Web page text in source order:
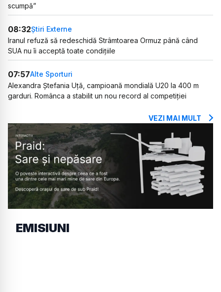
scumpă”
08:32Știri Externe
Iranul refuză să redeschidă Strâmtoarea Ormuz până când
SUA nu îi acceptă toate condițiile
07:57Alte Sporturi
Alexandra Ștefania Uță, campioană mondială U20 la 400 m
garduri. Românca a stabilit un nou record al competiției
VEZI MAI MULT
EMISIUNI